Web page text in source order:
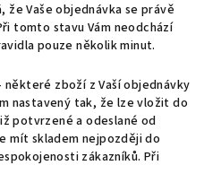
že Vaše objednávka se právě
tomto stavu Vám neodchází
pouze několik minut.
zboží z Vaší objednávky
nastavený tak, že lze vložit do
potvrzené a odeslané od
mít skladem nejpozději do
zákazníků. Při